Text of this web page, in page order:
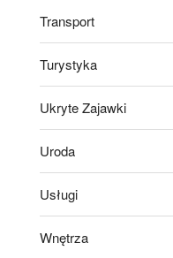
Transport
Turystyka
Ukryte Zajawki
Uroda
Usługi
Wnętrza